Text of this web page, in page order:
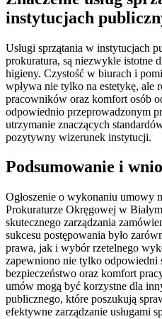
instytucjach
Usługi sprzątania w instytucjach
prokuratura, są niezwykle istotne
higieny. Czystość w biurach i
wpływa nie tylko na estetykę, ale
pracowników oraz komfort osób
odpowiednio przeprowadzonym
utrzymanie znaczących
pozytywny wizerunek instytucji.
Podsumowanie i
Ogłoszenie o wykonaniu umowy
Prokuraturze Okręgowej w
skutecznego zarządzania
sukcesu postępowania było
prawa, jak i wybór rzetelnego
zapewniono nie tylko odpowiedni
bezpieczeństwo oraz komfort
umów mogą być korzystne dla
publicznego, które poszukują
efektywne zarządzanie usługami